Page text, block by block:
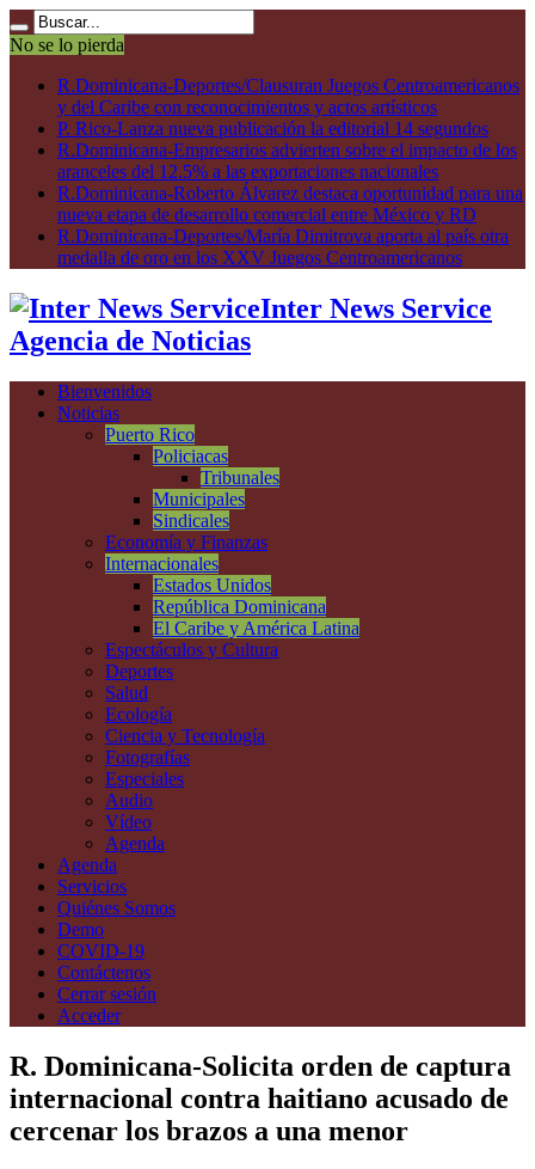
No se lo pierda
R.Dominicana-Deportes/Clausuran Juegos Centroamericanos
y del Caribe con reconocimientos y actos artísticos
P. Rico-Lanza nueva publicación la editorial 14 segundos
R.Dominicana-Empresarios advierten sobre el impacto de los
aranceles del 12.5% a las exportaciones nacionales
R.Dominicana-Roberto Álvarez destaca oportunidad para una
nueva etapa de desarrollo comercial entre México y RD
R.Dominicana-Deportes/María Dimitrova aporta al país otra
medalla de oro en los XXV Juegos Centroamericanos
Inter News Service
Agencia de Noticias
Bienvenidos
Noticias
Puerto Rico
Policiacas
Tribunales
Municipales
Sindicales
Economía y Finanzas
Internacionales
Estados Unidos
República Dominicana
El Caribe y América Latina
Espectáculos y Cultura
Deportes
Salud
Ecología
Ciencia y Tecnología
Fotografías
Especiales
Audio
Vídeo
Agenda
Agenda
Servicios
Quiénes Somos
Demo
COVID-19
Contáctenos
Cerrar sesión
Acceder
R. Dominicana-Solicita orden de captura
internacional contra haitiano acusado de
cercenar los brazos a una menor